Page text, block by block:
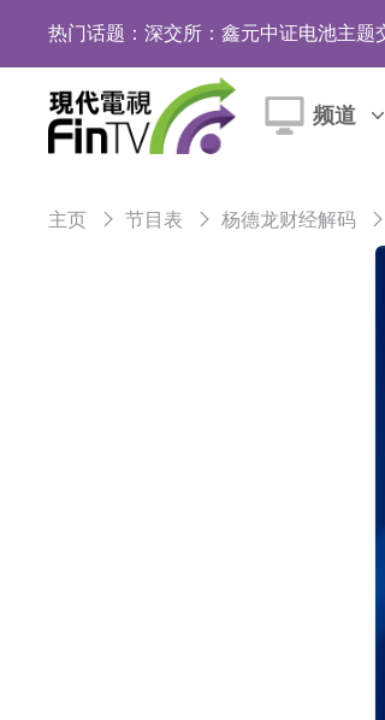
热门话题： 深交所：鑫元中证电池主题
通天酒业(00389.HK)停牌
深交所：晶合集成
10年期港元特区政府机构
5年期港元特区政府机构债
1年期港元隔夜平均指数挂
香港证监会就中国糖果前
【异动股】港股跌幅榜前
【异动股】港股涨幅榜前
地纬智能：暂未开展对外
嘉立创：公司主要提供
工信部：鼓励民爆企业依
工信部：到2030年形成3-5
因美纳：首批由中国生产
频道
主页 节目表 杨德龙财经解码